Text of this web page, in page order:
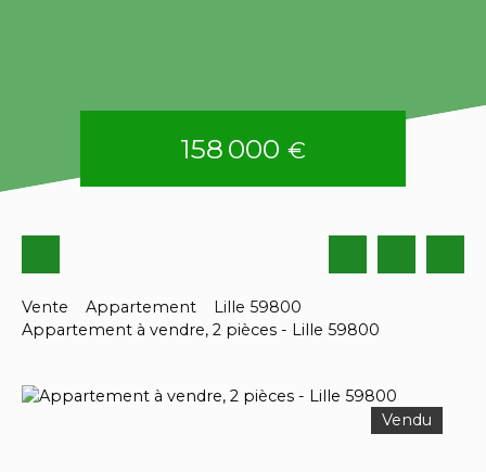
158 000 €
Vente Appartement
Lille 59800
Appartement à vendre, 2 pièces - Lille 59800
Vendu